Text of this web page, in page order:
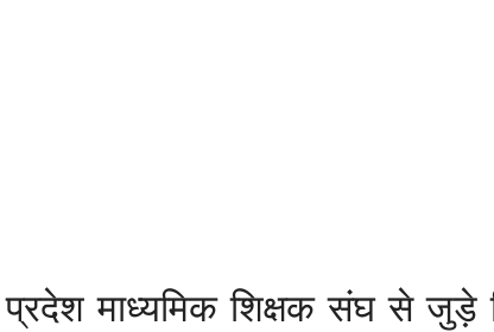
माध्यमिक शिक्षक संघ से जुड़े